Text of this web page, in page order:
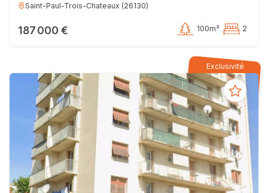
Saint-Paul-Trois-Chateaux (26130)
187 000 € 100m² 2
Exclusivité